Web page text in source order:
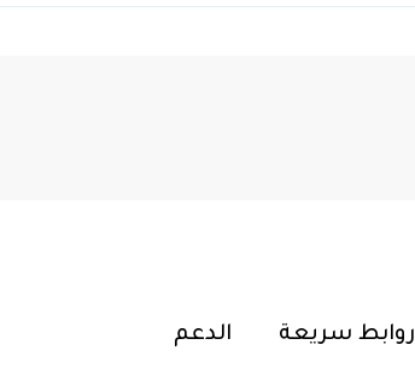
روابط سريعة الدعم